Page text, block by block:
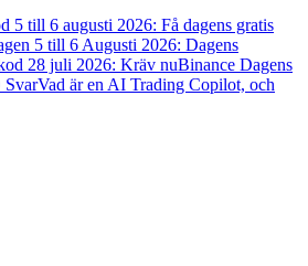
5 till 6 augusti 2026: Få dagens gratis
5 till 6 Augusti 2026: Dagens
28 juli 2026: Kräv nuBinance Dagens
Vad är en AI Trading Copilot, och